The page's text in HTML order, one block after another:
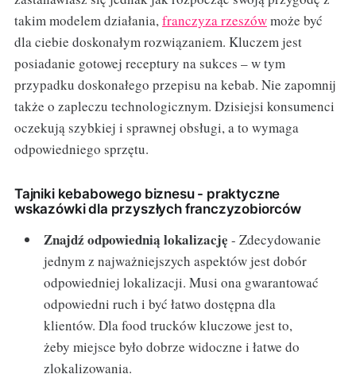
takim modelem działania,franczyza rzeszówmoże być
dla ciebie doskonałym rozwiązaniem. Kluczem jest
posiadanie gotowej receptury na sukces – w tym
przypadku doskonałego przepisu na kebab. Nie zapomnij
także o zapleczu technologicznym. Dzisiejsi konsumenci
oczekują szybkiej i sprawnej obsługi, a to wymaga
odpowiedniego sprzętu.
Tajniki kebabowego biznesu - praktyczne
wskazówki dla przyszłych franczyzobiorców
Znajdź odpowiednią lokalizację - Zdecydowanie
jednym z najważniejszych aspektów jest dobór
odpowiedniej lokalizacji. Musi ona gwarantować
odpowiedni ruch i być łatwo dostępna dla
klientów. Dla food trucków kluczowe jest to,
żeby miejsce było dobrze widoczne i łatwe do
zlokalizowania.